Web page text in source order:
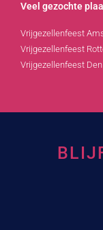
Veel gezochte
Vrijgezellenfeest
Vrijgezellenfeest
Vrijgezellenfeest